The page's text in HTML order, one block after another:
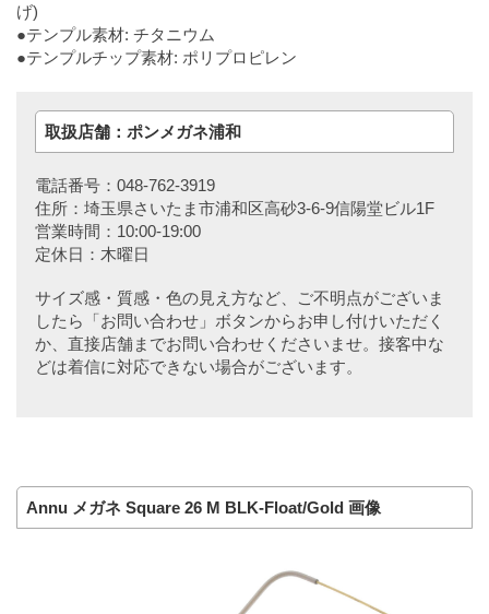
げ)
●テンプル素材: チタニウム
●テンプルチップ素材: ポリプロピレン
取扱店舗：ポンメガネ浦和
電話番号：048-762-3919
住所：埼玉県さいたま市浦和区高砂3-6-9信陽堂ビル1F
営業時間：10:00-19:00
定休日：木曜日
サイズ感・質感・色の見え方など、ご不明点がございま
したら「お問い合わせ」ボタンからお申し付けいただく
か、直接店舗までお問い合わせくださいませ。接客中な
どは着信に対応できない場合がございます。
Annu メガネ Square 26 M BLK-Float/Gold 画像